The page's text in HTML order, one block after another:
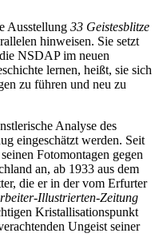
Ausstellung 33 Geistesblitze
hinweisen. Sie setzt
NSDAP im neuen
lernen, heißt, sie sich
zu führen und neu zu
Analyse des
eingeschätzt werden. Seit
Fotomontagen gegen
an, ab 1933 aus dem
die er in der vom Erfurter
Illustrierten-Zeitung
Kristallisationspunkt
Ungeist seiner